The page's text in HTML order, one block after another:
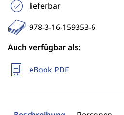
lieferbar
978-3-16-159353-6
Auch verfügbar als:
eBook PDF